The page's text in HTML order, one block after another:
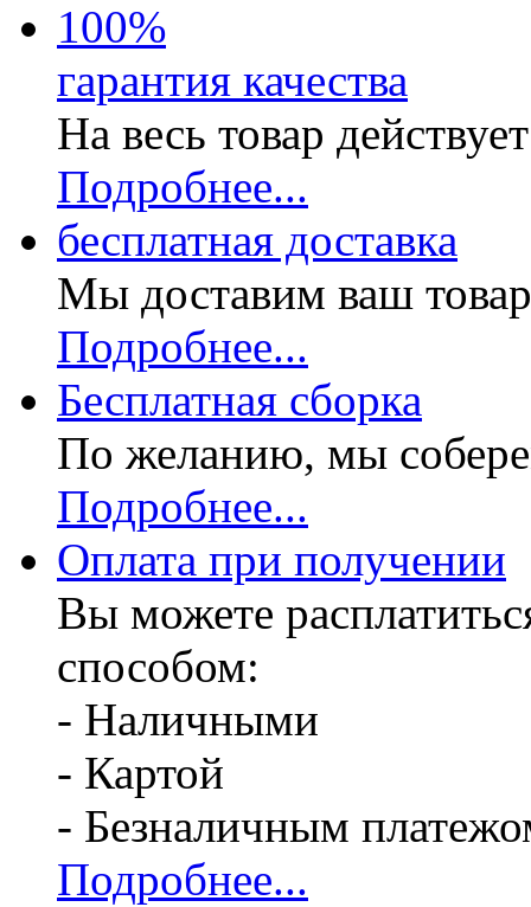
100%
гарантия качества
На весь товар
Подробнее...
бесплатная доставка
Мы доставим ваш
Подробнее...
Бесплатная сборка
По желанию, мы
Подробнее...
Оплата при получении
Вы можете
способом:
- Наличными
- Картой
- Безналичным
Подробнее...